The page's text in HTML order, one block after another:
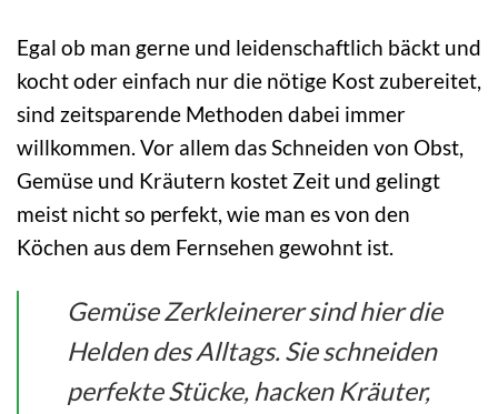
Egal ob man gerne und leidenschaftlich bäckt und
kocht oder einfach nur die nötige Kost zubereitet,
sind zeitsparende Methoden dabei immer
willkommen. Vor allem das Schneiden von Obst,
Gemüse und Kräutern kostet Zeit und gelingt
meist nicht so perfekt, wie man es von den
Köchen aus dem Fernsehen gewohnt ist.
Gemüse Zerkleinerer sind hier die
Helden des Alltags. Sie schneiden
perfekte Stücke, hacken Kräuter,